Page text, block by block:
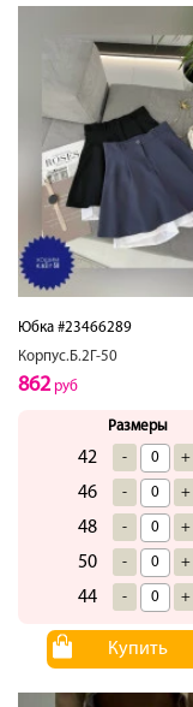
Юбка #23466289
Корпус.Б.2Г-50
862руб
Размеры
42 - +
46 - +
48 - +
50 - +
44 - +
Купить